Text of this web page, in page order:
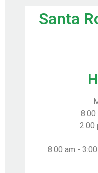
Santa
8:00
2:00
8:00 am -